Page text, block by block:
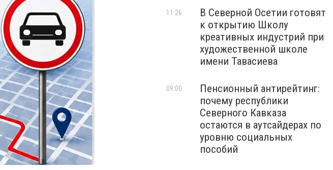
В Северной Осетии готовят
к открытию Школу
креативных индустрий при
художественной школе
имени Тавасиева
11:26
Пенсионный антирейтинг:
почему республики
Северного Кавказа
остаются в аутсайдерах по
уровню социальных
пособий
09:00